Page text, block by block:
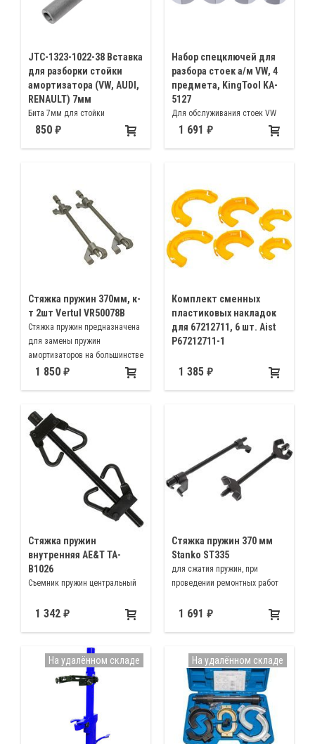
JTC-1323-1022-38 Вставка
для разборки стойки
амортизатора (VW, AUDI,
RENAULT) 7мм
Бита 7мм для стойки
амортизатора Фольксваген
850
Набор спецключей для
разбора стоек а/м VW, 4
предмета, KingTool KA-
5127
Для обслуживания стоек VW
GOLF, POLO PASSAT, AUDI 80,
1 691
Стяжка пружин 370мм, к-
т 2шт Vertul VR50078B
Стяжка пружин предназначена
для замены пружин
амортизаторов на большинстве
автомобилей. Позволяет
370мм
1 850
Комплект сменных
пластиковых накладок
для 67212711, 6 шт. Aist
P67212711-1
1 385
Стяжка пружин
внутренняя AE&T TA-
B1026
Съемник пружин центральный
1 342
Стяжка пружин 370 мм
Stanko ST335
для сжатия пружин, при
проведении ремонтных работ
1 691
На удалённом складе На удалённом складе